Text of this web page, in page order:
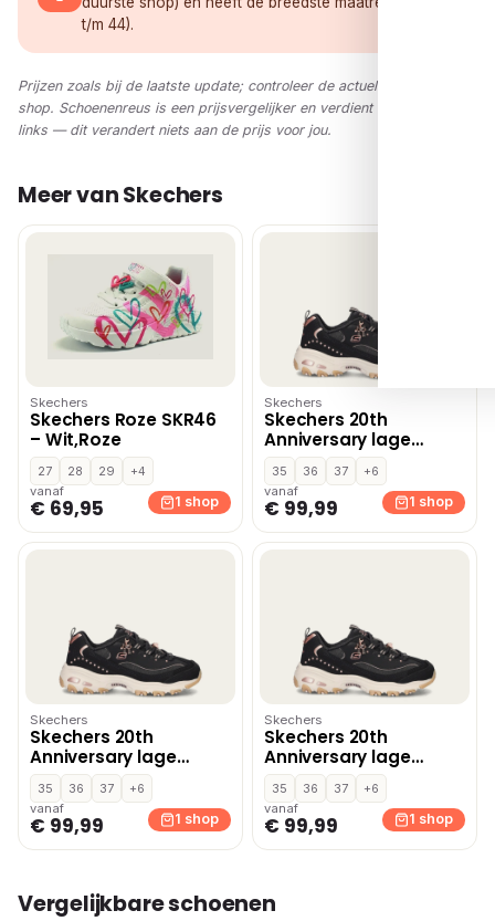
t/m 44).
Prijzen zoals bij de laatste update; controleer de actuele prijs in de
shop. Schoenenreus is een prijsvergelijker en verdient via affiliate-
links — dit verandert niets aan de prijs voor jou.
Meer van Skechers
Skechers
Skechers Roze SKR46
– Wit,Roze
27 28 29
+4
vanaf
€ 69,95 1 shop
Skechers
Skechers 20th
Anniversary lage
sneakers – Zwart
35 36 37
+6
vanaf
€ 99,99 1 shop
Skechers
Skechers 20th
Anniversary lage
sneakers – Zwart
35 36 37
+6
vanaf
€ 99,99 1 shop
Skechers
Skechers 20th
Anniversary lage
sneakers – Zwart
35 36 37
+6
vanaf
€ 99,99 1 shop
Vergelijkbare schoenen